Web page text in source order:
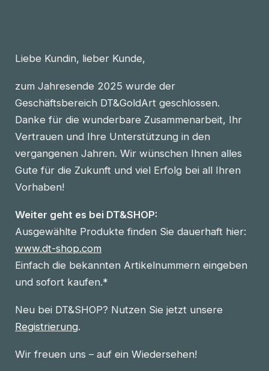
Liebe Kundin, lieber Kunde,
zum Jahresende 2025 wurde der
Geschäftsbereich DT&GoldArt geschlossen.
Danke für die wunderbare Zusammenarbeit, Ihr
Vertrauen und Ihre Unterstützung in den
vergangenen Jahren. Wir wünschen Ihnen alles
Gute für die Zukunft und viel Erfolg bei all Ihren
Vorhaben!
Weiter geht es bei DT&SHOP:
Ausgewählte Produkte finden Sie dauerhaft hier:
www.dt-shop.com
Einfach die bekannten Artikelnummern eingeben
und sofort kaufen.*
Neu bei DT&SHOP? Nutzen Sie jetzt unsere
Registrierung.
Wir freuen uns – auf ein Wiedersehen!